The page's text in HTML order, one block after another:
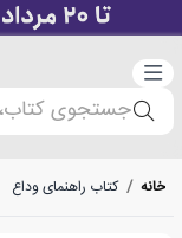
دسته‌بندی
جستجوی کتاب،
خانه / کتاب راهنمای وداع